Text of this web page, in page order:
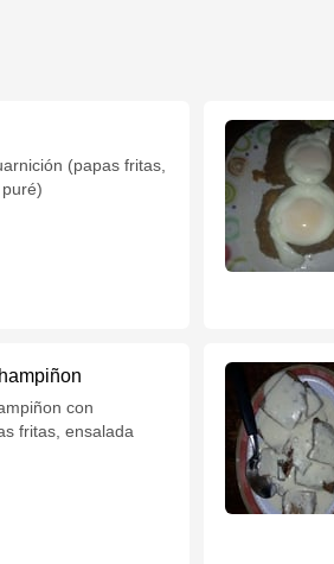
(papas fritas,
con